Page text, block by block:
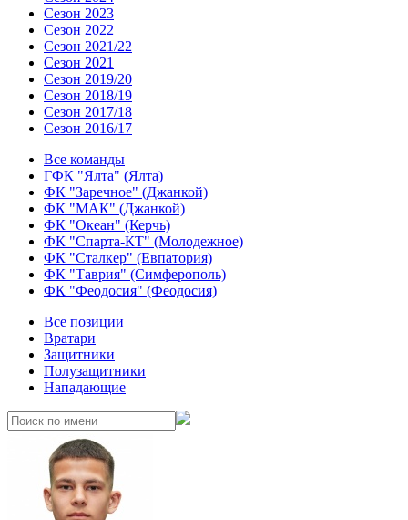
Сезон 2023
Сезон 2022
Сезон 2021/22
Сезон 2021
Сезон 2019/20
Сезон 2018/19
Сезон 2017/18
Сезон 2016/17
Все команды
ГФК "Ялта" (Ялта)
ФК "Заречное" (Джанкой)
ФК "МАК" (Джанкой)
ФК "Океан" (Керчь)
ФК "Спарта-КТ" (Молодежное)
ФК "Сталкер" (Евпатория)
ФК "Таврия" (Симферополь)
ФК "Феодосия" (Феодосия)
Все позиции
Вратари
Защитники
Полузащитники
Нападающие